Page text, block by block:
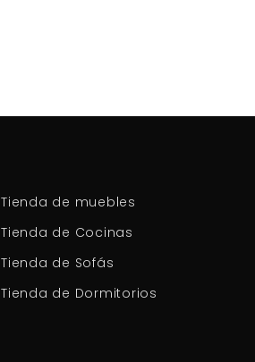
Tienda de muebles
Tienda de Cocinas
Tienda de Sofás
Tienda de Dormitorios